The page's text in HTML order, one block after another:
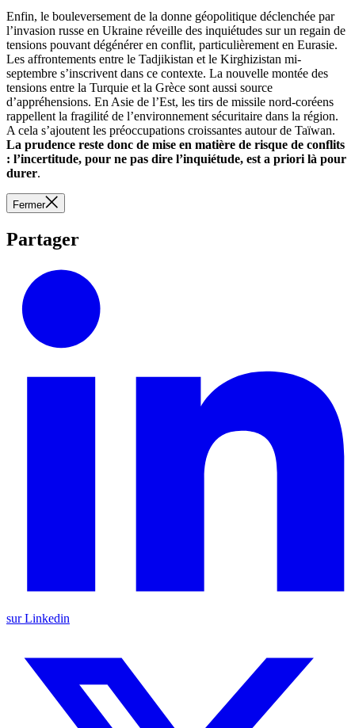
Enfin, le bouleversement de la donne géopolitique déclenchée par
l’invasion russe en Ukraine réveille des inquiétudes sur un regain de
tensions pouvant dégénérer en conflit, particulièrement en Eurasie.
Les affrontements entre le Tadjikistan et le Kirghizistan mi-
septembre s’inscrivent dans ce contexte. La nouvelle montée des
tensions entre la Turquie et la Grèce sont aussi source
d’appréhensions. En Asie de l’Est, les tirs de missile nord-coréens
rappellent la fragilité de l’environnement sécuritaire dans la région.
A cela s’ajoutent les préoccupations croissantes autour de Taïwan.
La prudence reste donc de mise en matière de risque de conflits
: l’incertitude, pour ne pas dire l’inquiétude, est a priori là pour
durer.
Fermer
Partager
sur Linkedin